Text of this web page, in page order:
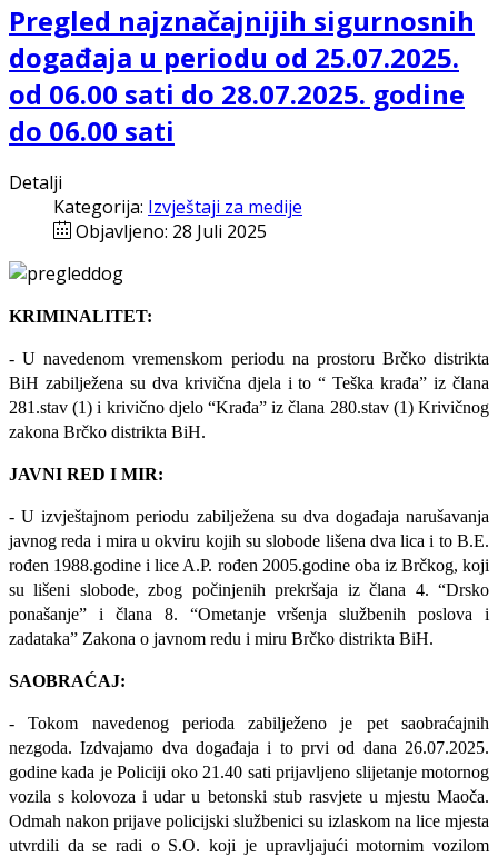
Pregled najznačajnijih sigurnosnih
događaja u periodu od 25.07.2025.
od 06.00 sati do 28.07.2025. godine
do 06.00 sati
Detalji
Kategorija: Izvještaji za medije
Objavljeno: 28 Juli 2025
KRIMINALITET:
- U navedenom vremenskom periodu na prostoru Brčko distrikta
BiH zabilježena su dva krivična djela i to “ Teška krađa” iz člana
281.stav (1) i krivično djelo “Krađa” iz člana 280.stav (1) Krivičnog
zakona Brčko distrikta BiH.
JAVNI RED I MIR:
- U izvještajnom periodu zabilježena su dva događaja narušavanja
javnog reda i mira u okviru kojih su slobode lišena dva lica i to B.E.
rođen 1988.godine i lice A.P. rođen 2005.godine oba iz Brčkog, koji
su lišeni slobode, zbog počinjenih prekršaja iz člana 4. “Drsko
ponašanje” i člana 8. “Ometanje vršenja službenih poslova i
zadataka” Zakona o javnom redu i miru Brčko distrikta BiH.
SAOBRAĆAJ:
- Tokom navedenog perioda zabilježeno je pet saobraćajnih
nezgoda. Izdvajamo dva događaja i to prvi od dana 26.07.2025.
godine kada je Policiji oko 21.40 sati prijavljeno slijetanje motornog
vozila s kolovoza i udar u betonski stub rasvjete u mjestu Maoča.
Odmah nakon prijave policijski službenici su izlaskom na lice mjesta
utvrdili da se radi o S.O. koji je upravljajući motornim vozilom